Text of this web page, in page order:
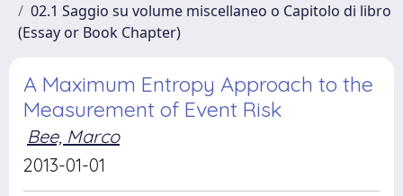
02.1 Saggio su volume miscellaneo o Capitolo di libro
(Essay or Book Chapter)
A Maximum Entropy Approach to the
Measurement of Event Risk
Bee, Marco
2013-01-01